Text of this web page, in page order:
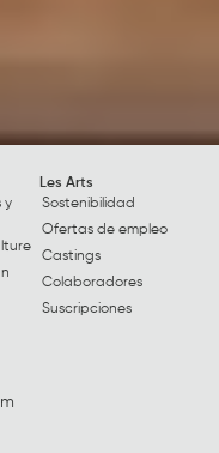
y
Les Arts
Sostenibilidad
Ofertas de empleo
Castings
Colaboradores
Suscripciones